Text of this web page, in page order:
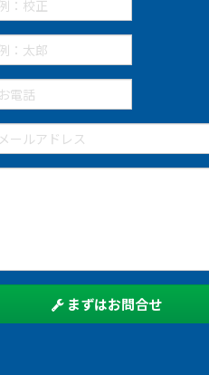
まずはお問合せ